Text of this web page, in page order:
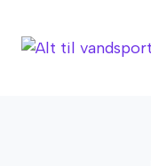
indhold